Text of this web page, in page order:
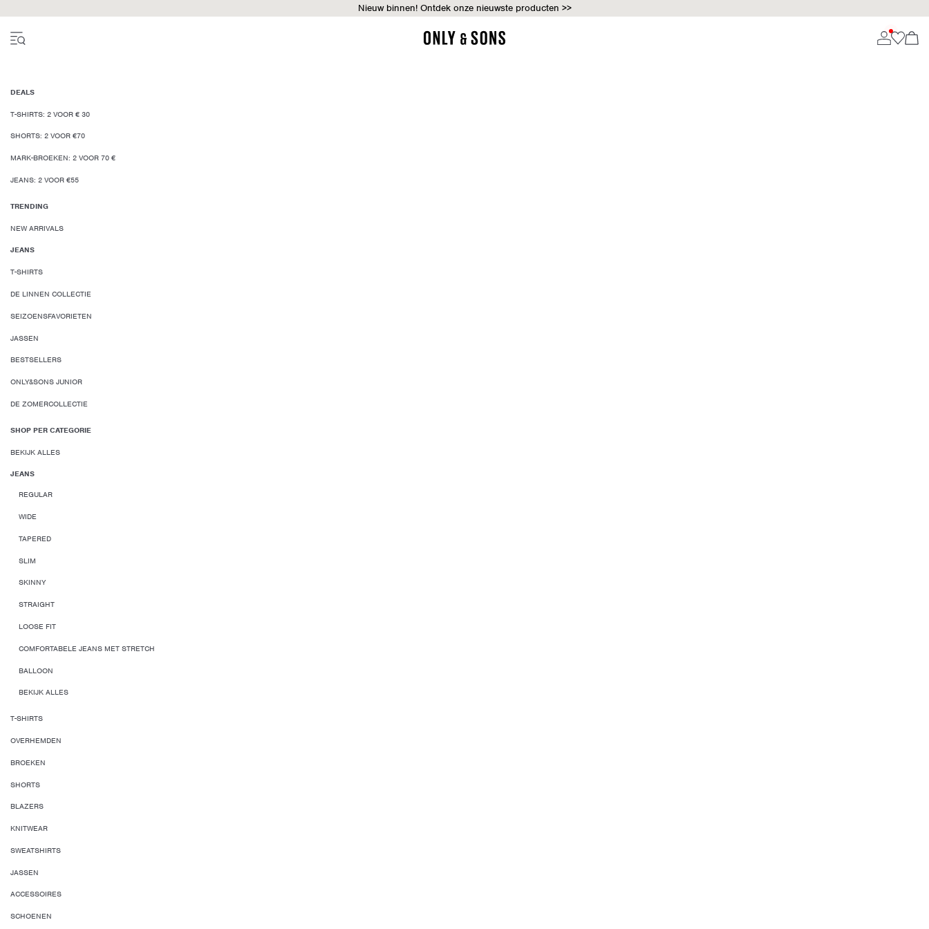
Nieuw binnen! Ontdek onze nieuwste producten >>
DEALS
T-SHIRTS: 2 VOOR € 30
SHORTS: 2 VOOR €70
MARK-BROEKEN: 2 VOOR 70 €
JEANS: 2 VOOR €55
TRENDING
NEW ARRIVALS
JEANS
T-SHIRTS
DE LINNEN COLLECTIE
SEIZOENSFAVORIETEN
JASSEN
BESTSELLERS
ONLY&SONS JUNIOR
DE ZOMERCOLLECTIE
SHOP PER CATEGORIE
BEKIJK ALLES
JEANS
REGULAR
WIDE
TAPERED
SLIM
SKINNY
STRAIGHT
LOOSE FIT
COMFORTABELE JEANS MET STRETCH
BALLOON
BEKIJK ALLES
T-SHIRTS
OVERHEMDEN
BROEKEN
SHORTS
BLAZERS
KNITWEAR
SWEATSHIRTS
JASSEN
ACCESSOIRES
SCHOENEN